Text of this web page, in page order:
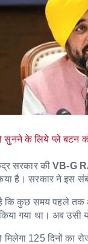
सुनने के लिये प्ले बटन
सरकार कीVB-G
है। सरकार ने इस
कि कुछ समय पहले तक
किया गया था। अब
मिलेगा 125 दिनों का